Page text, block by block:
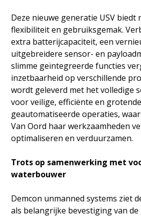
Deze nieuwe generatie USV biedt
flexibiliteit en gebruiksgemak.
extra batterijcapaciteit, een
uitgebreidere sensor- en
slimme geïntegreerde functies
inzetbaarheid op verschillende
wordt geleverd met het volledige
voor veilige, efficiënte en
geautomatiseerde operaties,
Van Oord haar werkzaamheden
optimaliseren en verduurzamen.
Trots op samenwerking met
waterbouwer
Demcon unmanned systems ziet
als belangrijke bevestiging van